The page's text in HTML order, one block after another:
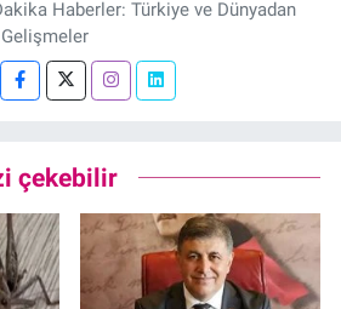
Haberler: Türkiye ve Dünyadan
çekebilir